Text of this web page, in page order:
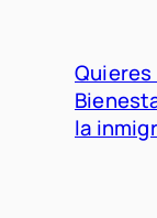
Quieres
la